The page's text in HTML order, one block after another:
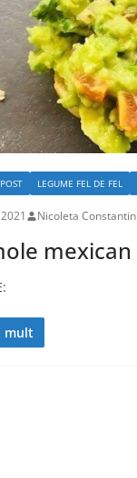
LEGUME FEL DE FEL
Nicoleta Constantin
mexican
mult